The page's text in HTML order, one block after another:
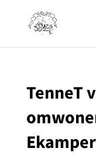
TenneT
Ekamper